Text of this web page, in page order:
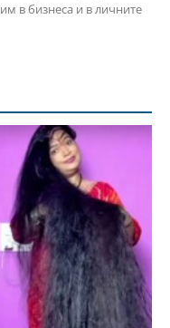
в бизнеса и в личните